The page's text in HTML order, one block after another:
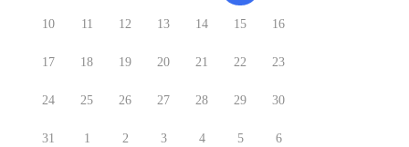
10 11 12 13 14 15 16
17 18 19 20 21 22 23
24 25 26 27 28 29 30
31 1 2 3 4 5 6